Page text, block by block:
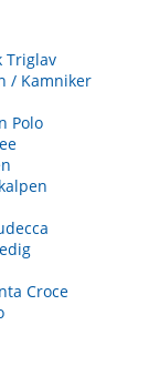
Triglav
/ Kamniker
Polo
Croce